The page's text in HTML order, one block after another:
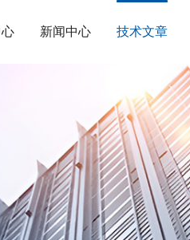
新闻中心 技术文章